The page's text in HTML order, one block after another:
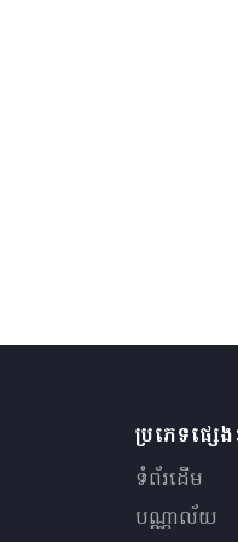
ប្រភេទផ្សេ
ទំព័រដើម
បណ្ណាល័យ